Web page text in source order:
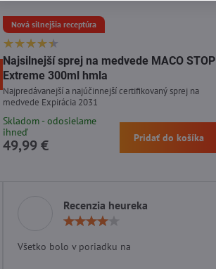
Nová silnejšia receptúra
Najsilnejší sprej na medvede MACO STOP
Extreme 300ml hmla
Najpredávanejší a najúčinnejší certifikovaný sprej na
medvede Expirácia 2031
Skladom - odosielame
ihneď
49,99 € Pridať do košíka
Recenzia heureka
Všetko bolo v poriadku na